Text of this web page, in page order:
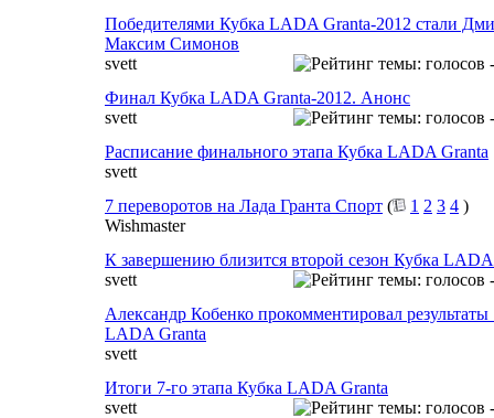
Победителями Кубка LADA Granta-2012 стали
Максим Симонов
svett
Финал Кубка LADA Granta-2012. Анонс
svett
Расписание финального этапа Кубка LADA Granta
svett
7 переворотов на Лада Гранта Спорт ( 1 2 3 4 )
Wishmaster
К завершению близится второй сезон Кубка
svett
Александр Кобенко прокомментировал результаты
LADA Granta
svett
Итоги 7-го этапа Кубка LADA Granta
svett